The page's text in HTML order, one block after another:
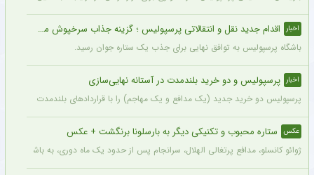
اخبار اقدام جدید نقل و انتقالاتی پرسپولیس ؛ گزینه جذاب سرخپوش می شود؟
باشگاه پرسپولیس به توافق نهایی برای جذب یک ستاره جوان رسید.
اخبار پرسپولیس و دو خرید بلندمدت در آستانه نهایی‌سازی
پرسپولیس دو خرید جدید (یک مدافع و یک مهاجم) را با قراردادهای بلندمدت نهایی کرده
عکس ستاره محبوب و تکنیکی دیگر به بارسلونا برنگشت + عکس
ژوائو کانسلو، مدافع پرتغالی الهلال، سرانجام پس از حدود یک ماه دوری، به باشگاه